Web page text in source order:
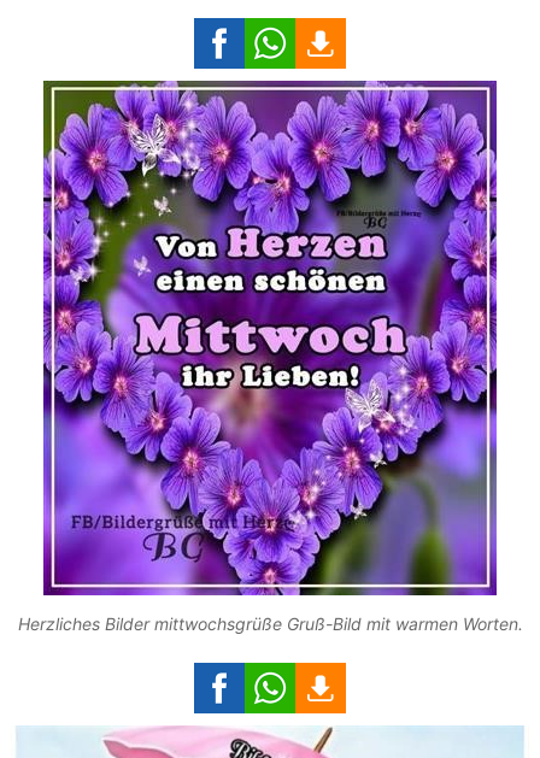
Herzliches Bilder mittwochsgrüße Gruß-Bild mit warmen Worten.